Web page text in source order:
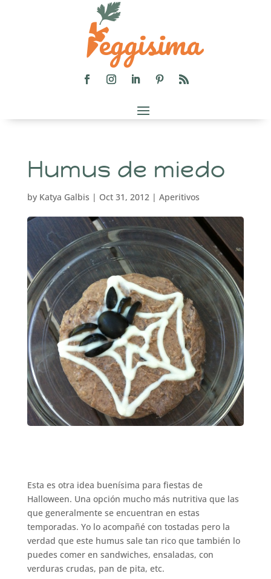
Humus de miedo
by Katya Galbis | Oct 31, 2012| Aperitivos
Esta es otra idea buenísima para fiestas de
Halloween. Una opción mucho más nutritiva que las
que generalmente se encuentran en estas
temporadas. Yo lo acompañé con tostadas pero la
verdad que este humus sale tan rico que también lo
puedes comer en sandwiches, ensaladas, con
verduras crudas, pan de pita, etc.